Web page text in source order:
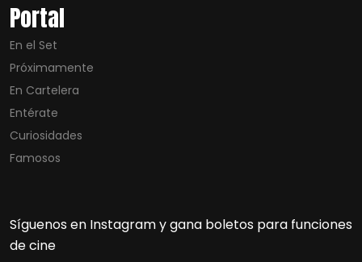
Portal
En el Set
Próximamente
En Cartelera
Entérate
Curiosidades
Famosos
Síguenos en Instagram y gana boletos para funciones
de cine